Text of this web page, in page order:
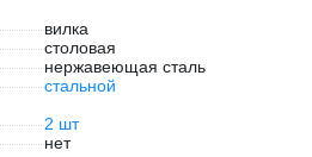
вилка
столовая
нержавеющая сталь
стальной
2 шт
нет